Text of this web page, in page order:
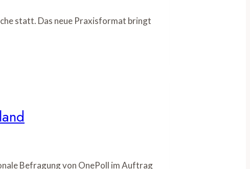
statt. Das neue Praxisformat bringt
Befragung von OnePoll im Auftrag